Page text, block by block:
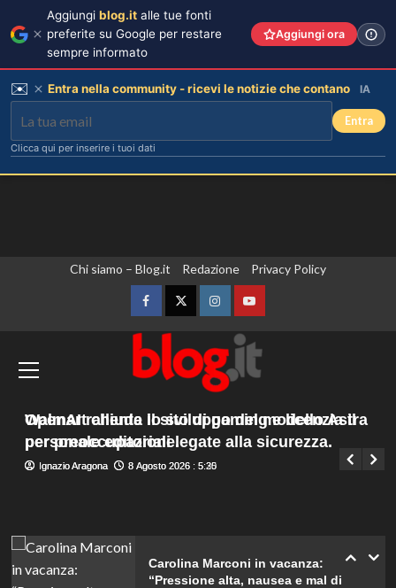
Chi siamo – Blog.it Redazione Privacy Policy
FacebookTwitterInstagramYouTube
principale
Zelensky in Serbia, prima visita
dall’inizio della guerra
Giuseppe Recca 8 Agosto 2026 : 7:45
Walmart chiude il sito di gaming e licenzia il
personale editoriale.
Ignazio Aragona 8 Agosto 2026 : 5:30
OpenAI rallenta lo sviluppo del modello Astra
per preoccupazioni legate alla sicurezza.
Ignazio Aragona 8 Agosto 2026 : 5:25
Elisabetta Gregoraci incontra la
sorella in Costa Smeralda: momenti
da ricordare insieme.
4
Il midi dress azzurro di Harriet
Phillips: l’eleganza estiva che non
Danilo D’Angelo: “Dopo Francesca,
Carolina Marconi in vacanza:
“Pressione alta, nausea e mal di
Aggiungi blog.it alle tue fonti
preferite su Google per restare
sempre informato
Aggiungi ora
✉️ Entra nella community - ricevi le notizie che contano IA
Entra
Clicca qui per inserire i tuoi dati